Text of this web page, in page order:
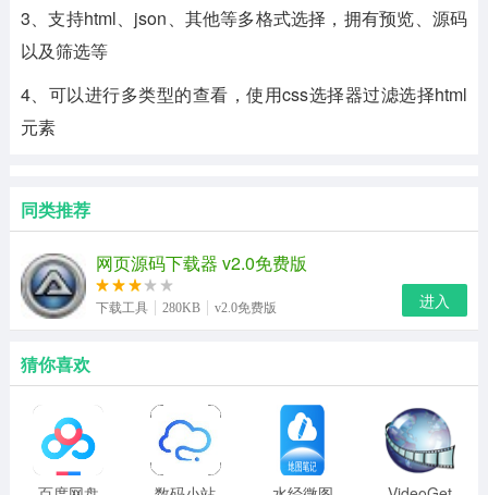
3、支持html、json、其他等多格式选择，拥有预览、源码
以及筛选等
4、可以进行多类型的查看，使用css选择器过滤选择html
元素
同类推荐
网页源码下载器 v2.0免费版
下载工具 280KB v2.0免费版 进入
猜你喜欢